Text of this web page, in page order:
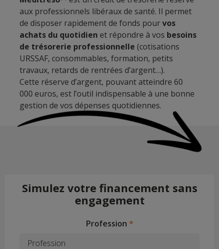
aux professionnels libéraux de santé. Il permet
de disposer rapidement de fonds pourvos
achats du quotidien et répondre à vos besoins
de trésorerie professionnelle (cotisations
URSSAF, consommables, formation, petits
travaux, retards de rentrées d’argent…).
Cette réserve d’argent, pouvant atteindre 60
000 euros, est l’outil indispensable à une bonne
gestion de vos dépenses quotidiennes.
Simulez votre financement sans
engagement
Profession